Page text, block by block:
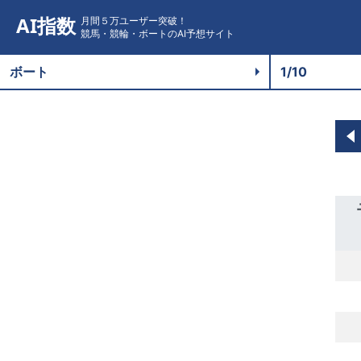
AI指数 月間５万ユーザー突破！
競馬・競輪・ボートのAI予想サイト